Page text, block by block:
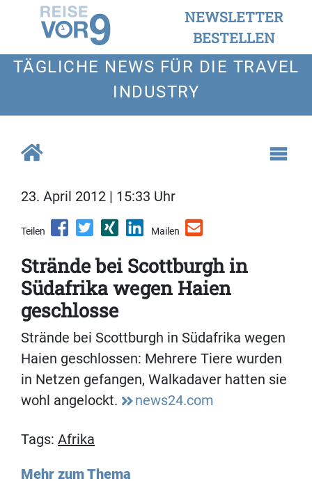
NEWSLETTER
BESTELLEN
TÄGLICHE NEWS FÜR DIE TRAVEL
INDUSTRY
23. April 2012 | 15:33 Uhr
Teilen Mailen
Strände bei Scottburgh in
Südafrika wegen Haien
geschlosse
Strände bei Scottburgh in Südafrika wegen
Haien geschlossen: Mehrere Tiere wurden
in Netzen gefangen, Walkadaver hatten sie
wohl angelockt.
news24.com
Tags: Afrika
Mehr zum Thema